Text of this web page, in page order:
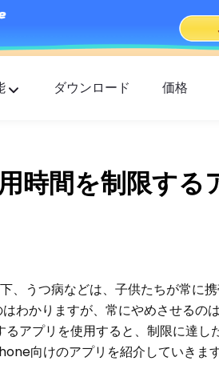
Finder
ダウンロード 価格
間を制限する
、うつ病などは、子供たちが常に
わかりますが、常にやめさせるの
アプリを使用すると、制限に達し
向けのアプリを紹介していきま